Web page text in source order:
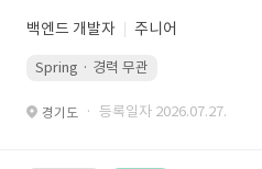
백엔드 개발자 주니어
Spring · 경력 무관
경기도 · 등록일자 2026.07.27.